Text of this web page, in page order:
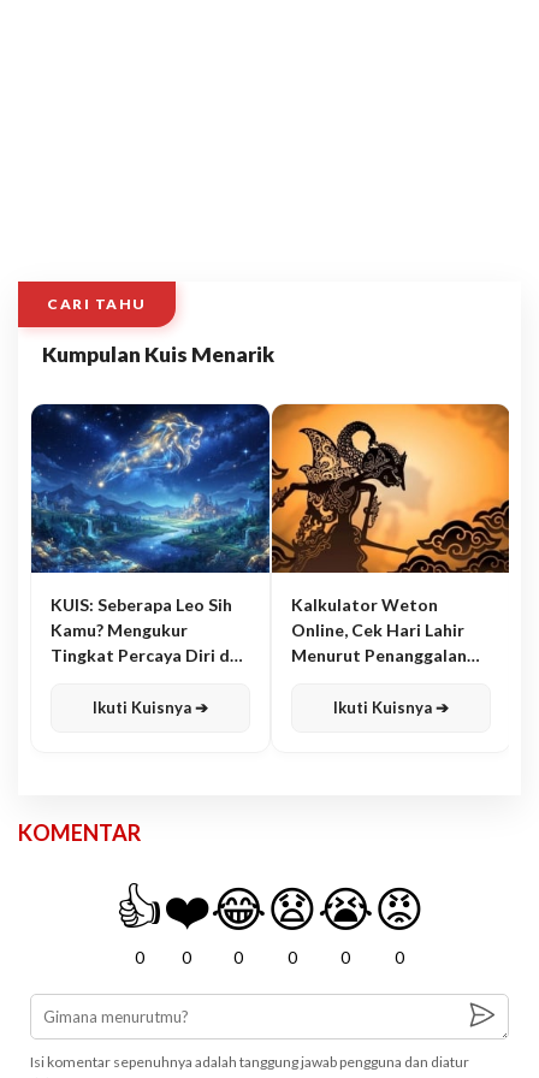
CARI TAHU
Kumpulan Kuis Menarik
KUIS: Seberapa Leo Sih
Kamu? Mengukur
Tingkat Percaya Diri dan
Ikuti Kuisnya ➔
Kalkulator Weton
Online, Cek Hari Lahir
Menurut Penanggalan
Ikuti Kuisnya ➔
KOMENTAR
👍
0
❤️
0
😂
0
😧
0
😭
0
😡
0
Isi komentar sepenuhnya adalah tanggung jawab pengguna dan diatur